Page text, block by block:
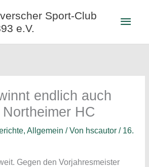
Sport-Club
e.V.
endlich auch
HC
, Allgemein / Von hscautor / 16.
Gegen den Vorjahresmeister